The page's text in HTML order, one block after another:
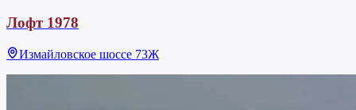
Лофт 1978
Измайловское шоссе 73Ж